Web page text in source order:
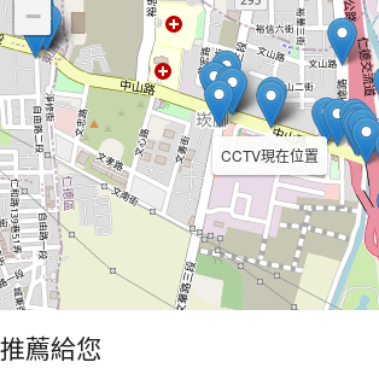
CCTV現在位置
−
推薦給您